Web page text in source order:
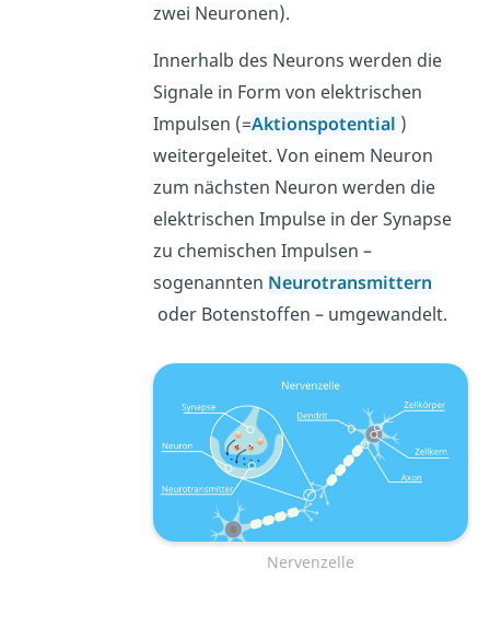
zwei Neuronen).
Innerhalb des Neurons werden die
Signale in Form von elektrischen
Impulsen (=Aktionspotential )
weitergeleitet. Von einem Neuron
zum nächsten Neuron werden die
elektrischen Impulse in der Synapse
zu chemischen Impulsen –
sogenannten Neurotransmittern
oder Botenstoffen – umgewandelt.
Nervenzelle